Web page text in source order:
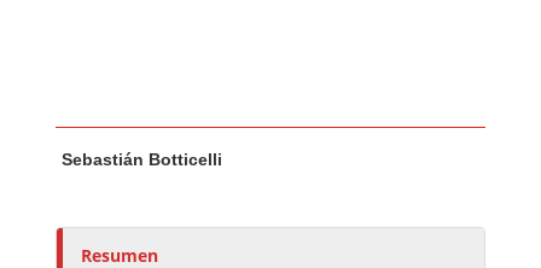
u
o
Sebastián Botticelli
Resumen